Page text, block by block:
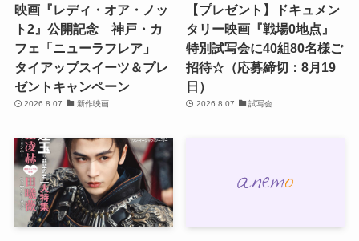
映画『レディ・オア・ノッ
ト2』公開記念 神戸・カ
フェ「ニューラフレア」
タイアップスイーツ＆プレ
ゼントキャンペーン
2026.8.07 新作映画
【プレゼント】ドキュメン
タリー映画『戦場0地点』
特別試写会に40組80名様ご
招待☆（応募締切：8月19
日）
2026.8.07 試写会